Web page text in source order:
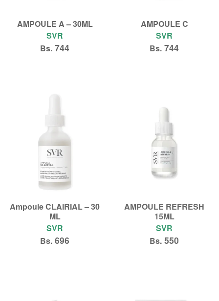
AMPOULE A – 30ML
SVR
Bs. 744
AMPOULE C
SVR
Bs. 744
Ampoule CLAIRIAL – 30
ML
SVR
Bs. 696
AMPOULE REFRESH
15ML
SVR
Bs. 550